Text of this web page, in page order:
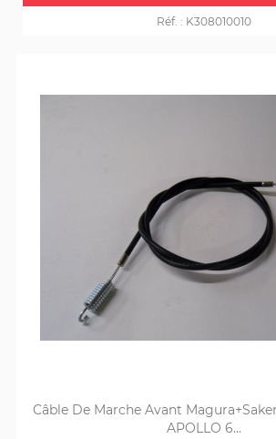
Réf. : K308010010
Câble De Marche Avant
APOLLO 6...